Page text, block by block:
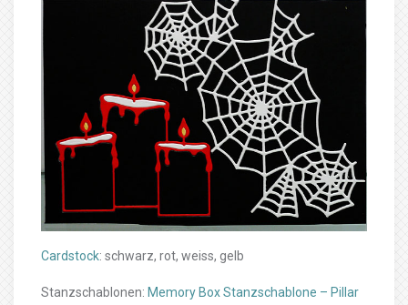
Cardstock: schwarz, rot, weiss, gelb
Stanzschablonen: Memory Box Stanzschablone – Pillar